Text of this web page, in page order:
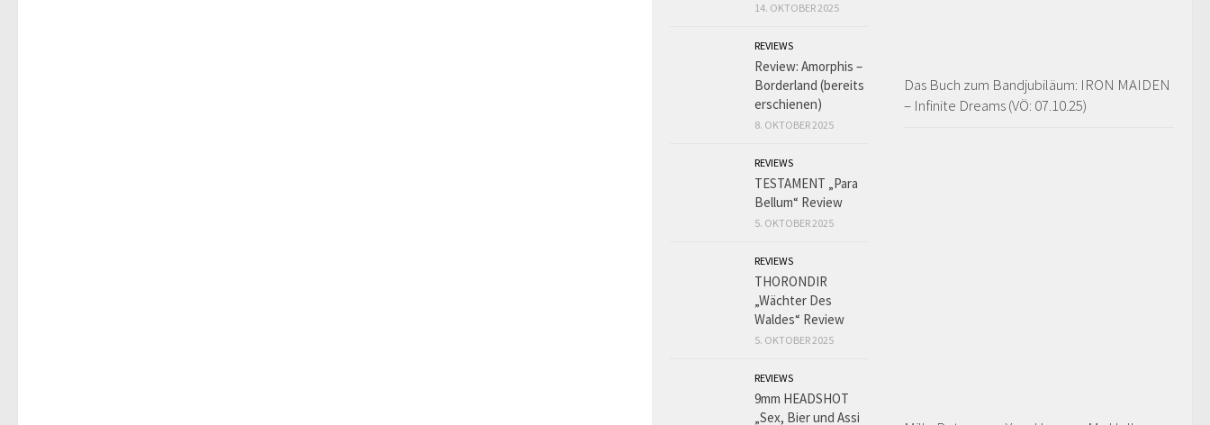
Das Buch zum Bandjubiläum: IRON MAIDEN
– Infinite Dreams (VÖ: 07.10.25)
14. OKTOBER 2025
REVIEWS
Review: Amorphis –
Borderland (bereits
erschienen)
8. OKTOBER 2025
REVIEWS
TESTAMENT „Para
Bellum“ Review
5. OKTOBER 2025
REVIEWS
THORONDIR
„Wächter Des
Waldes“ Review
5. OKTOBER 2025
REVIEWS
9mm HEADSHOT
„Sex, Bier und Assi